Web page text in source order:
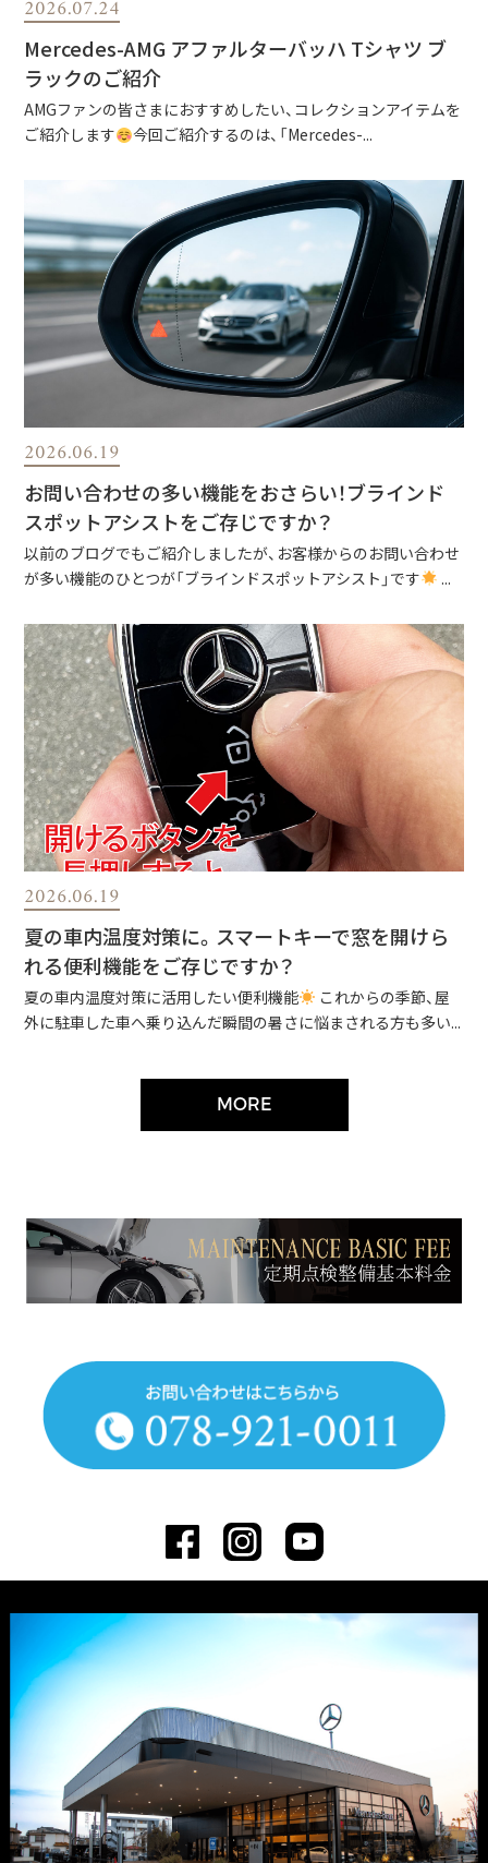
2026.07.24
Mercedes-AMG アファルターバッハ Tシャツ ブ
ラックのご紹介
AMGファンの皆さまにおすすめしたい、コレクションアイテムを
ご紹介します
今回ご紹介するのは、「Mercedes-...
2026.06.19
お問い合わせの多い機能をおさらい！ブラインド
スポットアシストをご存じですか？
以前のブログでもご紹介しましたが、お客様からのお問い合わせ
が多い機能のひとつが「ブラインドスポットアシスト」です
...
2026.06.19
夏の車内温度対策に。スマートキーで窓を開けら
れる便利機能をご存じですか？
夏の車内温度対策に活用したい便利機能
これからの季節、屋
外に駐車した車へ乗り込んだ瞬間の暑さに悩まされる方も多い...
MORE